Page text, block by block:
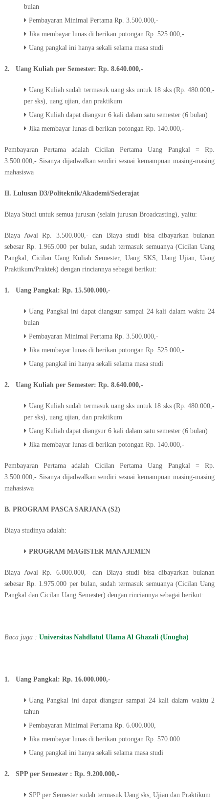
bulan
Pembayaran Minimal Pertama Rp. 3.500.000,-
Jika membayar lunas di berikan potongan Rp. 525.000,-
Uang pangkal ini hanya sekali selama masa studi
2. Uang Kuliah per Semester: Rp. 8.640.000,-
Uang Kuliah sudah termasuk uang sks untuk 18 sks (Rp. 480.000,-
per sks), uang ujian, dan praktikum
Uang Kuliah dapat diangsur 6 kali dalam satu semester (6 bulan)
Jika membayar lunas di berikan potongan Rp. 140.000,-
Pembayaran Pertama adalah Cicilan Pertama Uang Pangkal = Rp.
3.500.000,- Sisanya dijadwalkan sendiri sesuai kemampuan masing-masing
mahasiswa
II. Lulusan D3/Politeknik/Akademi/Sederajat
Biaya Studi untuk semua jurusan (selain jurusan Broadcasting), yaitu:
Biaya Awal Rp. 3.500.000,- dan Biaya studi bisa dibayarkan bulanan
sebesar Rp. 1.965.000 per bulan, sudah termasuk semuanya (Cicilan Uang
Pangkal, Cicilan Uang Kuliah Semester, Uang SKS, Uang Ujian, Uang
Praktikum/Praktek) dengan rinciannya sebagai berikut:
1. Uang Pangkal: Rp. 15.500.000,-
Uang Pangkal ini dapat diangsur sampai 24 kali dalam waktu 24
bulan
Pembayaran Minimal Pertama Rp. 3.500.000,-
Jika membayar lunas di berikan potongan Rp. 525.000,-
Uang pangkal ini hanya sekali selama masa studi
2. Uang Kuliah per Semester: Rp. 8.640.000,-
Uang Kuliah sudah termasuk uang sks untuk 18 sks (Rp. 480.000,-
per sks), uang ujian, dan praktikum
Uang Kuliah dapat diangsur 6 kali dalam satu semester (6 bulan)
Jika membayar lunas di berikan potongan Rp. 140.000,-
Pembayaran Pertama adalah Cicilan Pertama Uang Pangkal = Rp.
3.500.000,- Sisanya dijadwalkan sendiri sesuai kemampuan masing-masing
mahasiswa
B. PROGRAM PASCA SARJANA (S2)
Biaya studinya adalah:
PROGRAM MAGISTER MANAJEMEN
Biaya Awal Rp. 6.000.000,- dan Biaya studi bisa dibayarkan bulanan
sebesar Rp. 1.975.000 per bulan, sudah termasuk semuanya (Cicilan Uang
Pangkal dan Cicilan Uang Semester) dengan rinciannya sebagai berikut:
Baca juga : Universitas Nahdlatul Ulama Al Ghazali (Unugha)
1. Uang Pangkal: Rp. 16.000.000,-
Uang Pangkal ini dapat diangsur sampai 24 kali dalam waktu 2
tahun
Pembayaran Minimal Pertama Rp. 6.000.000,
Jika membayar lunas di berikan potongan Rp. 570.000
Uang pangkal ini hanya sekali selama masa studi
2. SPP per Semester : Rp. 9.200.000,-
SPP per Semester sudah termasuk Uang sks, Ujian dan Praktikum